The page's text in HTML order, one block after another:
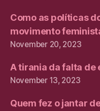
Como as políticas
movimento
November 20, 2023
A tirania da falta de
November 13, 2023
Quem fez o jantar